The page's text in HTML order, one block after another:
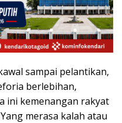
sampai pelantikan,
berlebihan,
ini kemenangan rakyat
merasa kalah atau